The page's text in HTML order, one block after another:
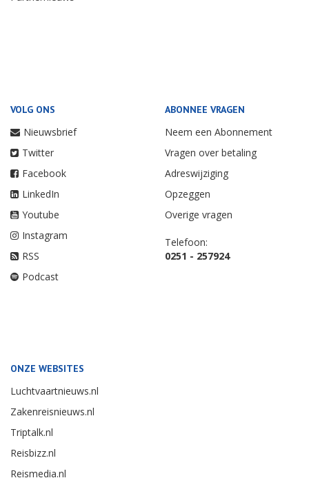
VOLG ONS
Nieuwsbrief
Twitter
Facebook
LinkedIn
Youtube
Instagram
RSS
Podcast
ABONNEE VRAGEN
Neem een Abonnement
Vragen over betaling
Adreswijziging
Opzeggen
Overige vragen
Telefoon:
0251 - 257924
ONZE WEBSITES
Luchtvaartnieuws.nl
Zakenreisnieuws.nl
Triptalk.nl
Reisbizz.nl
Reismedia.nl